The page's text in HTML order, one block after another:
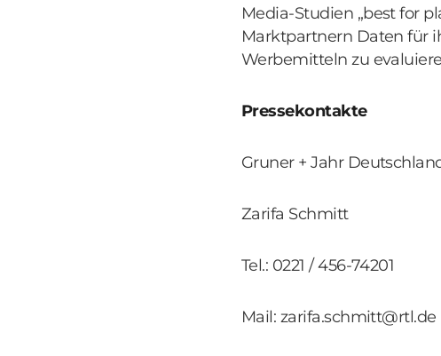
Media-Studien „best for
Marktpartnern Daten für
Werbemitteln zu
Pressekontakte
Gruner + Jahr
Zarifa Schmitt
Tel.: 0221 / 456-74201
Mail: zarifa.schmitt@rtl.de